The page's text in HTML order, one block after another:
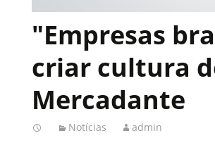
"Empresas
criar cultura
Mercadante
Notícias admin